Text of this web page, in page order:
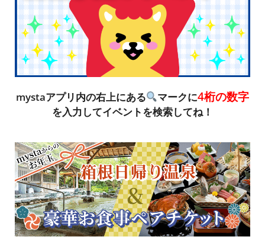
mystaアプリ内の右上にある マークに4桁の数字
を入力してイベントを検索してね！